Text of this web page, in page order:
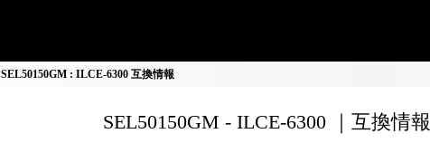
SEL50150GM : ILCE-6300 互換情報
SEL50150GM - ILCE-6300 ｜互換情報